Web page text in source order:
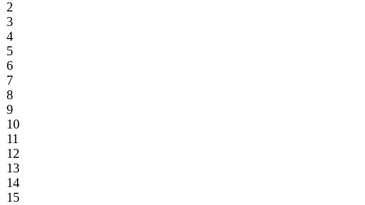
2
3
4
5
6
7
8
9
10
11
12
13
14
15